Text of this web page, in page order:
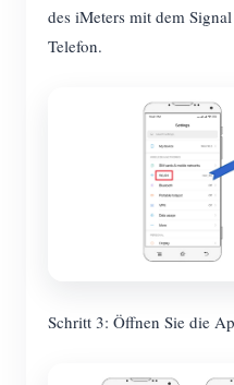
des iMeters mit dem
Telefon.
Schritt 3: Öffnen Sie die